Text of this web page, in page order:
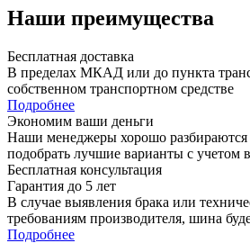
Наши преимущества
Бесплатная доставка
В пределах МКАД или до пункта
собственном транспортном средстве
Подробнее
Экономим ваши деньги
Наши менеджеры хорошо
подобрать лучшие варианты с учетом
Бесплатная консультация
Гарантия до 5 лет
В случае выявления брака или
требованиям производителя, шина
Подробнее